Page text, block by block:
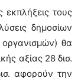
εκπλήξεις τους
δημοσίων
θα
αξίας 28 δισ.
αφορούν την